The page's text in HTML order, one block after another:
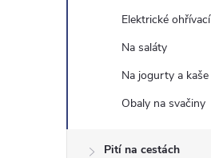
e
Elektrické ohřívací
Na saláty
Na jogurty a kaše
Obaly na svačiny
Pití na cestách